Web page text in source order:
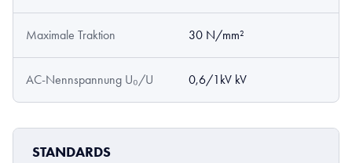
Maximale Traktion 30 N/mm²
AC-Nennspannung U₀/U 0,6/1kV kV
STANDARDS